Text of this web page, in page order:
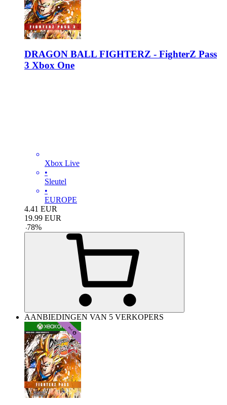
DRAGON BALL FIGHTERZ - FighterZ Pass
3 Xbox One
Xbox Live
•
Sleutel
•
EUROPE
4.41 EUR
19.99 EUR
-78%
AANBIEDINGEN VAN 5 VERKOPERS